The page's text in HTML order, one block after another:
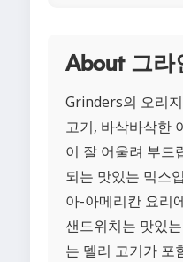
About 그라
Grinders의 오리
고기, 바삭바삭한
이 잘 어울려 부드
되는 맛있는 믹스
아-아메리칸 요리
샌드위치는 맛있
는 델리 고기가 포